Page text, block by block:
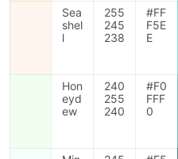
Sea
shel
l
255
245
238
#FF
F5E
E
Hon
eyd
ew
240
255
240
#F0
FFF
0